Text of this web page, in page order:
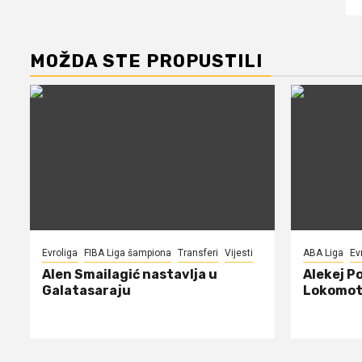
MOŽDA STE PROPUSTILI
Evroliga FIBA Liga šampiona Transferi Vijesti
Alen Smailagić nastavlja u
Galatasaraju
ABA Liga
Alekej